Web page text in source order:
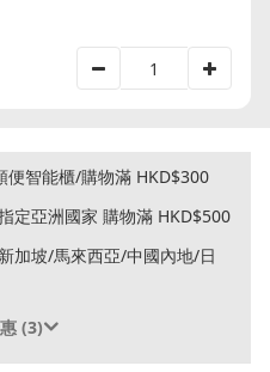
便智能櫃/購物滿 HKD$300
定亞洲國家 購物滿 HKD$500
加坡/馬來西亞/中國內地/日
(3)